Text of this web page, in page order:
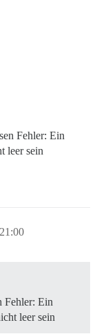
Fehler: Ein
leer sein
Fehler: Ein
leer sein